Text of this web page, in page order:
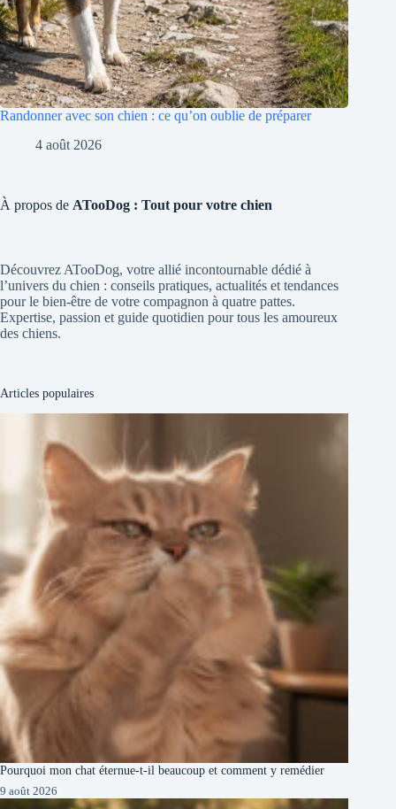
Randonner avec son chien : ce qu’on oublie de préparer
4 août 2026
À propos de ATooDog : Tout pour votre chien
Découvrez ATooDog, votre allié incontournable dédié à
l’univers du chien : conseils pratiques, actualités et tendances
pour le bien-être de votre compagnon à quatre pattes.
Expertise, passion et guide quotidien pour tous les amoureux
des chiens.
Articles populaires
Pourquoi mon chat éternue-t-il beaucoup et comment y remédier
9 août 2026